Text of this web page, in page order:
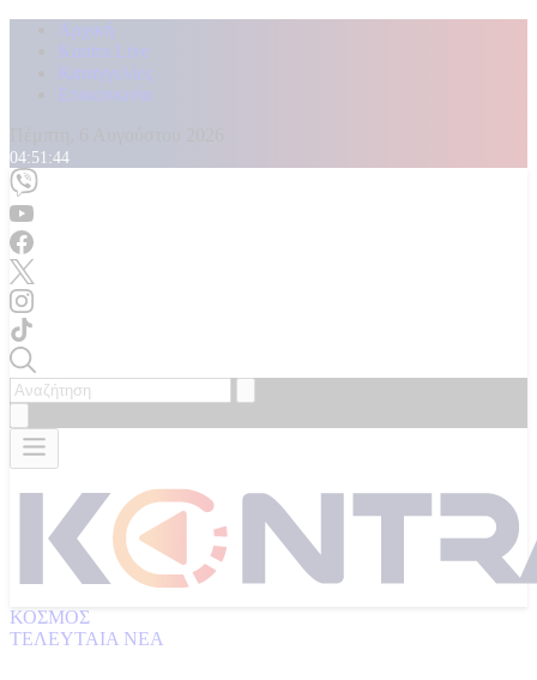
Αρχική
Kontra Live
Καταγγελίες
Επικοινωνία
04:51:46
ΚΟΣΜΟΣ
ΤΕΛΕΥΤΑΙΑ ΝΕΑ